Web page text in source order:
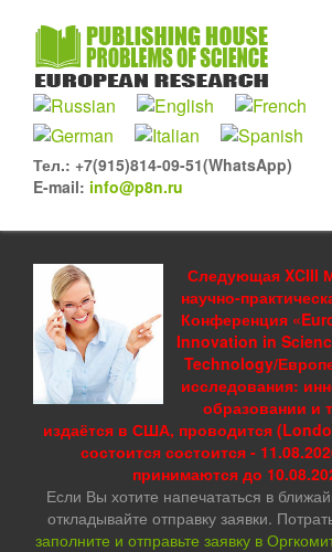
Тел.: +7(915)814-09-51(WhatsApp)
E-mail: info@p8n.ru
Следующая XCIII
научно-
Конференция
Innovation in
Technology/
исследования:
образовании и
издаётся в США, проводится
состоится состоится -
принимаются до
Если Вы хотите напечататься в
откладывайте отправку заявки.
заполните и отправьте заявку в